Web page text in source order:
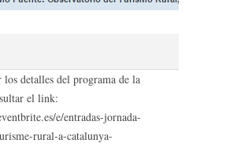
los detalles del programa de la
el link:
e/entradas-jornada-
rural-a-catalunya-